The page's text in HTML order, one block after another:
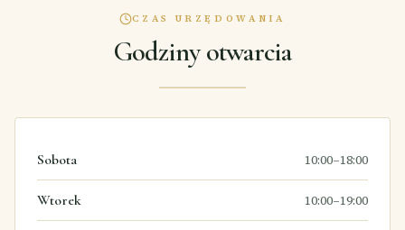
CZAS URZĘDOWANIA
Godziny otwarcia
Sobota 10:00–18:00
Wtorek 10:00–19:00